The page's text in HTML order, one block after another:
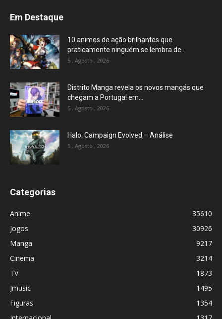
Em Destaque
10 animes de ação brilhantes que
praticamente ninguém se lembra de...
5 , Agosto , 2026
Distrito Manga revela os novos mangás que
chegam a Portugal em...
5 , Agosto , 2026
Halo: Campaign Evolved – Análise
5 , Agosto , 2026
Categorias
Anime
35610
Jogos
30926
Manga
9217
Cinema
3214
TV
1873
Jmusic
1495
Figuras
1354